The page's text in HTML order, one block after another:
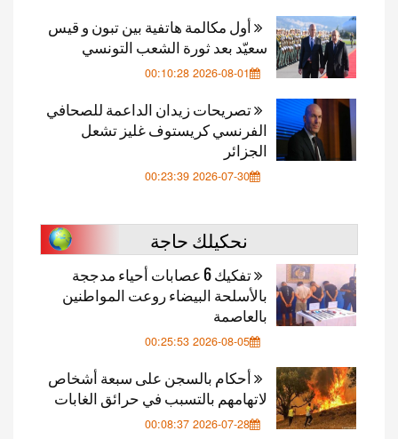
أول مكالمة هاتفية بين تبون و قيس
سعيّد بعد ثورة الشعب التونسي
2026-08-01 00:10:28
تصريحات زيدان الداعمة للصحافي
الفرنسي كريستوف غليز تشعل
الجزائر
2026-07-30 00:23:39
نحكيلك حاجة
تفكيك 6 عصابات أحياء مدججة
بالأسلحة البيضاء روعت المواطنين
بالعاصمة
2026-08-05 00:25:53
أحكام بالسجن على سبعة أشخاص
لاتهامهم بالتسبب في حرائق الغابات
2026-07-28 00:08:37